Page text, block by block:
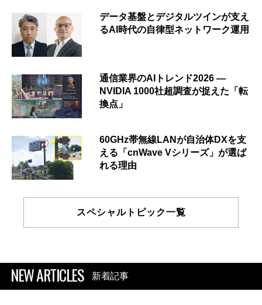
データ基盤とデジタルツインが支え
るAI時代の自律型ネットワーク運用
通信業界のAIトレンド2026 ―
NVIDIA 1000社超調査が捉えた「転
換点」
60GHz帯無線LANが自治体DXを支
える「cnWave Vシリーズ」が選ば
れる理由
スペシャルトピック一覧
NEW ARTICLES 新着記事